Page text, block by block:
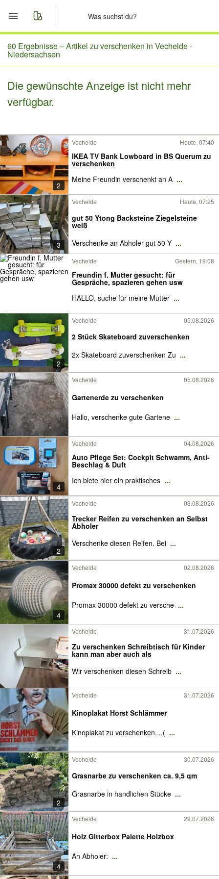
Start
Merkliste
Nachrichten
60 Ergebnisse –Artikel zu verschenken in Vechelde -
Niedersachsen
Die gewünschte Anzeige ist nicht mehr
verfügbar.
2
Vechelde Heute, 07:40
IKEA TV Bank Lowboard in BS Querum zu
verschenken
Meine Freundin verschenkt an A ...
3
Vechelde Heute, 07:25
gut 50 Ytong Backsteine Ziegelsteine
weiß
Verschenke an Abholer gut 50 Y ...
Vechelde Gestern, 19:08
Freundin f. Mutter gesucht: für
Gespräche, spazieren gehen usw
HALLO, suche für meine Mutter ...
2
Vechelde 05.08.2026
2 Stück Skateboard zuverschenken
2x Skateboard zuverschenken Zu ...
Vechelde 05.08.2026
Gartenerde zu verschenken
Hallo, verschenke gute Gartene ...
4
Vechelde 04.08.2026
Auto Pflege Set: Cockpit Schwamm, Anti-
Beschlag & Duft
Ich biete hier ein praktisches ...
2
Vechelde 03.08.2026
Trecker Reifen zu verschenken an Selbst
Abholer
Verschenke diesen Reifen. Bei ...
4
Vechelde 02.08.2026
Promax 30000 defekt zu verschenken
Promax 30000 defekt zu versche ...
Vechelde 31.07.2026
Zu verschenken Schreibtisch für Kinder
kann man aber auch als
Wir verschenken diesen Schreib ...
Vechelde 31.07.2026
Kinoplakat Horst Schlämmer
Kinoplakat zu verschenken....( ...
2
Vechelde 30.07.2026
Grasnarbe zu verschenken ca. 9,5 qm
Grasnarbe in handlichen Stücke ...
4
Vechelde 29.07.2026
Holz Gitterbox Palette Holzbox
An Abholer: ...